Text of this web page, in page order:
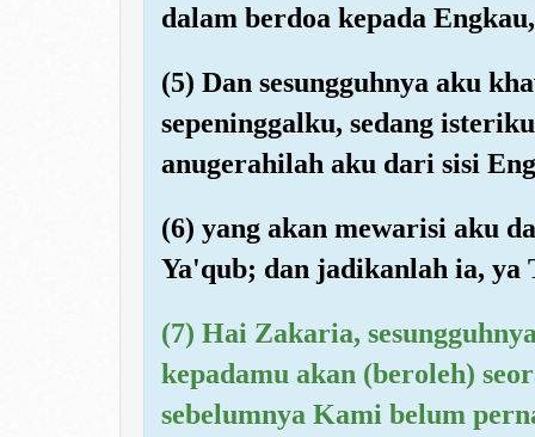
dalam berdoa kepada
(5) Dan sesungguhnya aku
sepeninggalku, sedang
anugerahilah aku dari sisi
(6) yang akan mewarisi aku
Ya'qub; dan jadikanlah ia, ya
(7) Hai Zakaria,
kepadamu akan (beroleh)
sebelumnya Kami belum